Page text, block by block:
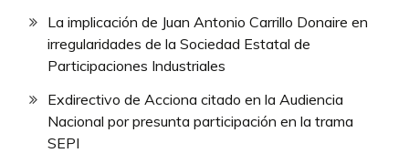
La implicación de Juan Antonio Carrillo Donaire en
irregularidades de la Sociedad Estatal de
Participaciones Industriales
Exdirectivo de Acciona citado en la Audiencia
Nacional por presunta participación en la trama
SEPI